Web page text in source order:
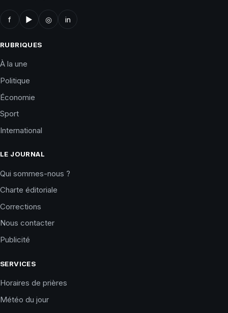
f ▶ ◎ in
RUBRIQUES
À la une
Politique
Économie
Sport
International
LE JOURNAL
Qui sommes-nous ?
Charte éditoriale
Corrections
Nous contacter
Publicité
SERVICES
Horaires de prières
Météo du jour